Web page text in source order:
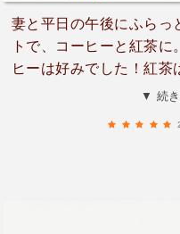
妻と平日の午後にふらっ
トで、コーヒーと紅茶
ヒーは好みでした！紅茶
は美味しいと言っていた
▼ 続